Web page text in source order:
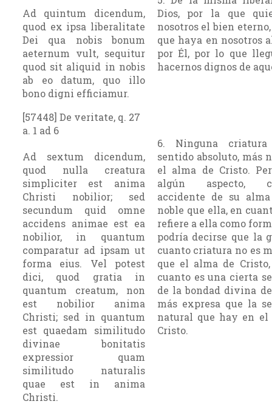
Ad quintum dicendum,
quod ex ipsa liberalitate
Dei qua nobis bonum
aeternum vult, sequitur
quod sit aliquid in nobis
ab eo datum, quo illo
bono digni efficiamur.
Dios, por la que
nosotros el bien
que haya en nosotros
por Él, por lo que
hacernos dignos de
[57448] De veritate, q. 27
a. 1 ad 6
Ad sextum dicendum,
quod nulla creatura
simpliciter est anima
Christi nobilior; sed
secundum quid omne
accidens animae est ea
nobilior, in quantum
comparatur ad ipsam ut
forma eius. Vel potest
dici, quod gratia in
quantum creatum, non
est nobilior anima
Christi; sed in quantum
est quaedam similitudo
divinae bonitatis
expressior quam
similitudo naturalis
quae est in anima
Christi.
6. Ninguna
sentido absoluto, más
el alma de Cristo.
algún aspecto,
accidente de su
noble que ella, en
refiere a ella como
podría decirse que la
cuanto criatura no es
que el alma de
cuanto es una cierta
de la bondad divina
más expresa que la
natural que hay en el
Cristo.